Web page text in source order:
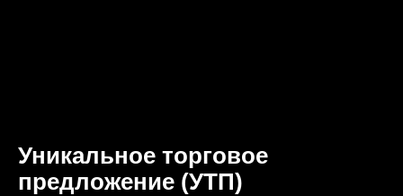
Уникальное торговое
предложение (УТП)